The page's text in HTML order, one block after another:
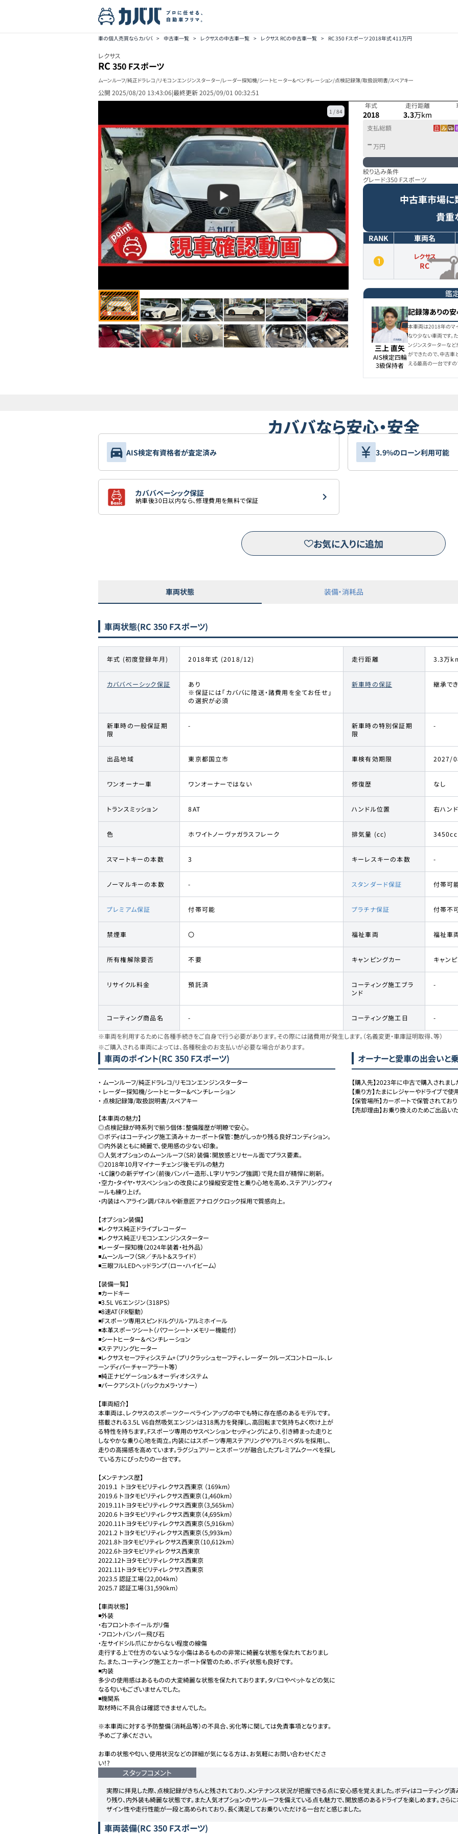
車の個人売買ならカババ > 中古車一覧 > レクサスの中古車一覧 > レクサス RCの中古車一覧 > RC 350 Fスポーツ 2018年式 411万円
レクサス
RC350 Fスポーツ
ムーンルーフ/純正ドラレコ/リモコンエンジンスターター/レーダー探知機/シートヒーター&ベンチレーション/点検記録簿/取扱説明書/スペアキー
公開 2025/08/20 13:43:06|最終更新2025/09/01 00:32:51
1 /84
年式
2018
走行距離
3.3万km
支払総額
- 万円
絞り込み条件
グレード:350 Fスポーツ
中古車市場に
貴重
RANK 車両名
レクサス
RC
鑑
三上 直矢
AIS検定四輪
3級保持者
記録簿ありの
本車両は2018年のマ
なり少ない車両です。
ンジンスターターな
ができたので、中古車
える最高の一台ですの
カババなら安心・安全
AIS検定有資格者が査定済み 3.9%のローン利用可能
カババベーシック保証
納車後30日以内なら、修理費用を無料で保証
お気に入りに追加
車両状態 装備・消耗品
車両状態(RC 350 Fスポーツ)
年式 (初度登録年月) 2018年式 (2018/12) 走行距離 3.3万
カババベーシック保証
あり
※保証には「カババに陸送・諸費用を全てお任せ」
の選択が必須
新車時の保証 継承で
新車時の一般保証期
限
-
新車時の特別保証期
限
-
出品地域 東京都国立市 車検有効期限 2027/
ワンオーナー車 ワンオーナーではない 修復歴 なし
トランスミッション 8AT ハンドル位置 右ハン
色 ホワイトノーヴァガラスフレーク 排気量 (cc) 3450cc
スマートキーの本数 3 キーレスキーの本数 -
ノーマルキーの本数 - スタンダード保証 付帯可
プレミアム保証 付帯可能 プラチナ保証 付帯不
禁煙車 〇 福祉車両 福祉車
所有権解除要否 不要 キャンピングカー キャン
リサイクル料金 預託済
コーティング施工ブラ
ンド
-
コーティング商品名 - コーティング施工日 -
※車両を利用するために各種手続きをご自身で行う必要があります。その際には諸費用が発生します。（名義変更・車庫証明取得、等）
※ご購入される車両によっては、各種税金のお支払いが必要な場合があります。
車両のポイント(RC 350 Fスポーツ)
・ ムーンルーフ/純正ドラレコ/リモコンエンジンスターター
・ レーダー探知機/シートヒーター&ベンチレーション
・ 点検記録簿/取扱説明書/スペアキー
【本車両の魅力】
◎点検記録が時系列で揃う個体：整備履歴が明瞭で安心。
◎ボディはコーティング施工済み＋カーポート保管：艶がしっかり残る良好コンディション。
◎内外装ともに綺麗で、使用感の少ない印象。
◎人気オプションのムーンルーフ（SR）装備：開放感とリセール面でプラス要素。
◎2018年10月マイナーチェンジ後モデルの魅力
・LC譲りの新デザイン（前後バンパー造形、L字リヤランプ強調）で見た目が精悍に刷新。
・空力・タイヤ・サスペンションの改良により操縦安定性と乗り心地を高め、ステアリングフィ
ールも練り上げ。
・内装はヘアライン調パネルや新意匠アナログクロック採用で質感向上。
【オプション装備】
◾️レクサス純正ドライブレコーダー
◾️レクサス純正リモコンエンジンスターター
◾️レーダー探知機（2024年装着・社外品）
◾️ムーンルーフ（SR／チルト＆スライド）
◾️三眼フルLEDヘッドランプ（ロー・ハイビーム）
【装備一覧】
◾️カードキー
◾️3.5L V6エンジン（318PS）
◾️8速AT（FR駆動）
◾️Fスポーツ専用スピンドルグリル・アルミホイール
◾️本革スポーツシート（パワーシート・メモリー機能付）
◾️シートヒーター＆ベンチレーション
◾️ステアリングヒーター
◾️レクサスセーフティシステム+（プリクラッシュセーフティ、レーダークルーズコントロール、レ
ーンディパーチャーアラート等）
◾️純正ナビゲーション＆オーディオシステム
◾️パークアシスト（バックカメラ・ソナー）
【車両紹介】
本車両は、レクサスのスポーツクーペラインアップの中でも特に存在感のあるモデルです。
搭載される3.5L V6自然吸気エンジンは318馬力を発揮し、高回転まで気持ちよく吹け上が
る特性を持ちます。Fスポーツ専用のサスペンションセッティングにより、引き締まった走りと
しなやかな乗り心地を両立。内装にはスポーツ専用ステアリングやアルミペダルを採用し、
走りの高揚感を高めています。ラグジュアリーとスポーツが融合したプレミアムクーペを探し
ている方にぴったりの一台です。
【メンテナンス歴】
2019.1  トヨタモビリティレクサス西東京 （169km）
2019.6 トヨタモビリティレクサス西東京（1,460km）
2019.11トヨタモビリティレクサス西東京（3,565km）
2020.6 トヨタモビリティレクサス西東京（4,695km）
2020.11トヨタモビリティレクサス西東京（5,916km）
2021.2 トヨタモビリティレクサス西東京（5,993km）
2021.8トヨタモビリティレクサス西東京（10,612km）
2022.6トヨタモビリティレクサス西東京
2022.12トヨタモビリティレクサス西東京
2021.11トヨタモビリティレクサス西東京
2023.5 認証工場（22,004km）
2025.7 認証工場（31,590km）
【車両状態】
◾️外装
・右フロントホイールガリ傷
・フロントバンパー飛び石
・左サイドシル爪にかからない程度の線傷
走行する上で仕方のないような小傷はあるものの非常に綺麗な状態を保たれておりまし
た。また、コーティング施工とカーポート保管のため、ボディ状態も良好です。
◾️内装
多少の使用感はあるものの大変綺麗な状態を保たれております。タバコやペットなどの気に
なる匂いもございませんでした。
◾️機関系
取材時に不具合は確認できませんでした。
※本車両に対する予防整備（消耗品等）の不具合、劣化等に関しては免責事項となります。
予めご了承ください。
お車の状態や匂い、使用状況などの詳細が気になる方は、お気軽にお問い合わせくださ
い！?
オーナーと愛車の出会いと
【購入先】2023年に中古で購入されまし
【乗り方】たまにレジャーやドライブで使
【保管場所】カーポートで保管されており
【売却理由】お乗り換えのためご出品いた
スタッフコメント
実際に拝見した際、点検記録がきちんと残されており、メンテナンス状況が把握できる点に安心感を覚えました。ボディはコーティング
り残り、内外装も綺麗な状態です。また人気オプションのサンルーフを備えている点も魅力で、開放感のあるドライブを楽しめます。さ
ザイン性や走行性能が一段と高められており、長く満足してお乗りいただける一台だと感じました。
車両装備(RC 350 Fスポーツ)